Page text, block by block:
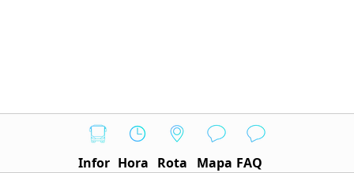
Infor Hora Rota Mapa FAQ